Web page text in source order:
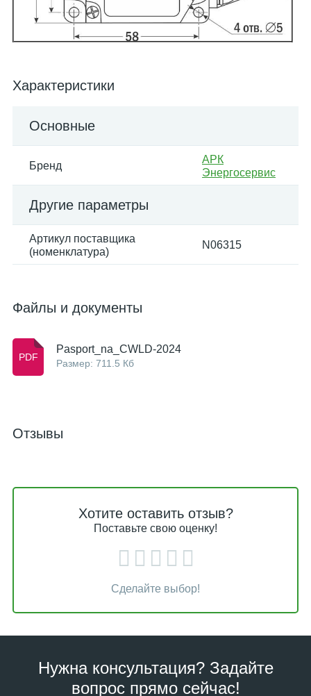
Характеристики
Основные
Бренд
АРК
Энергосервис
Другие параметры
Артикул поставщика
(номенклатура)
N06315
Файлы и документы
Pasport_na_CWLD-2024
Размер: 711.5 Кб
Отзывы
Хотите оставить отзыв?
Поставьте свою оценку!
Сделайте выбор!
Нужна консультация? Задайте
вопрос прямо сейчас!